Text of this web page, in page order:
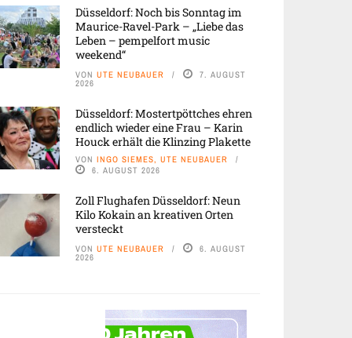
Düsseldorf: Noch bis Sonntag im
Maurice-Ravel-Park – „Liebe das
Leben – pempelfort music
weekend“
VON UTE NEUBAUER 7. AUGUST
2026
Düsseldorf: Mostertpöttches ehren
endlich wieder eine Frau – Karin
Houck erhält die Klinzing Plakette
VON INGO SIEMES, UTE NEUBAUER
6. AUGUST 2026
Zoll Flughafen Düsseldorf: Neun
Kilo Kokain an kreativen Orten
versteckt
VON UTE NEUBAUER 6. AUGUST
2026